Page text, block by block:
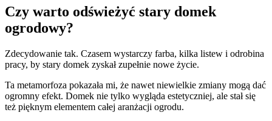
Czy warto odświeżyć stary domek
ogrodowy?
Zdecydowanie tak. Czasem wystarczy farba, kilka listew i odrobina
pracy, by stary domek zyskał zupełnie nowe życie.
Ta metamorfoza pokazała mi, że nawet niewielkie zmiany mogą dać
ogromny efekt. Domek nie tylko wygląda estetyczniej, ale stał się
też pięknym elementem całej aranżacji ogrodu.